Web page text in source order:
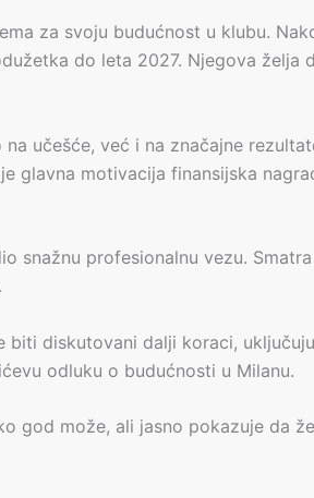
za svoju budućnost u klubu.
do leta 2027. Njegova želja
učešće, već i na značajne
glavna motivacija finansijska
snažnu profesionalnu vezu.
biti diskutovani dalji koraci,
odluku o budućnosti u Milanu.
god može, ali jasno pokazuje da